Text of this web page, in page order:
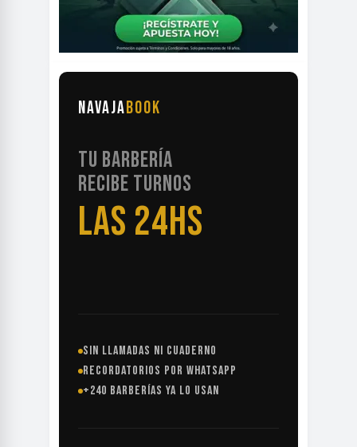
NAVAJABOOK
TU BARBERÍA
RECIBE TURNOS
LAS 24HS
SIN LLAMADAS NI CUADERNO
RECORDATORIOS POR WHATSAPP
+240 BARBERÍAS YA LO USAN